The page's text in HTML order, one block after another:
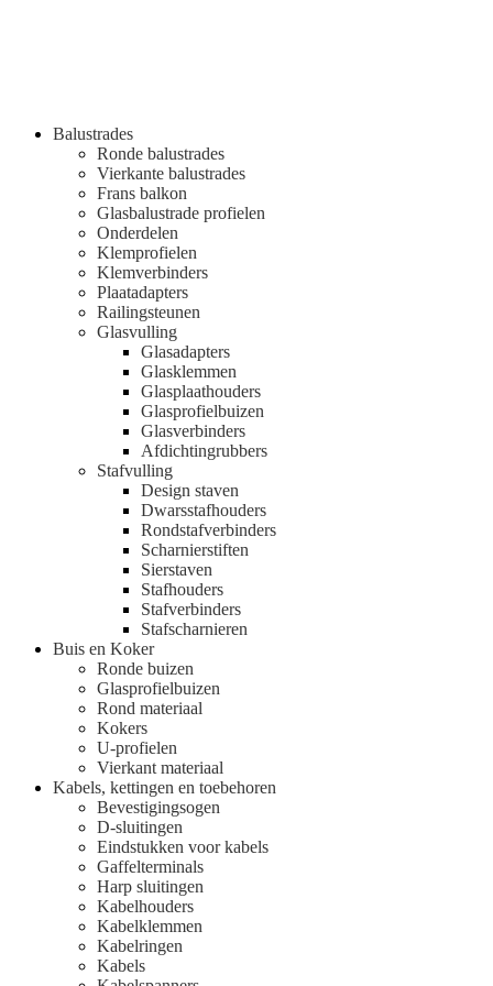
Balustrades
Ronde balustrades
Vierkante balustrades
Frans balkon
Glasbalustrade profielen
Onderdelen
Klemprofielen
Klemverbinders
Plaatadapters
Railingsteunen
Glasvulling
Glasadapters
Glasklemmen
Glasplaathouders
Glasprofielbuizen
Glasverbinders
Afdichtingrubbers
Stafvulling
Design staven
Dwarsstafhouders
Rondstafverbinders
Scharnierstiften
Sierstaven
Stafhouders
Stafverbinders
Stafscharnieren
Buis en Koker
Ronde buizen
Glasprofielbuizen
Rond materiaal
Kokers
U-profielen
Vierkant materiaal
Kabels, kettingen en toebehoren
Bevestigingsogen
D-sluitingen
Eindstukken voor kabels
Gaffelterminals
Harp sluitingen
Kabelhouders
Kabelklemmen
Kabelringen
Kabels